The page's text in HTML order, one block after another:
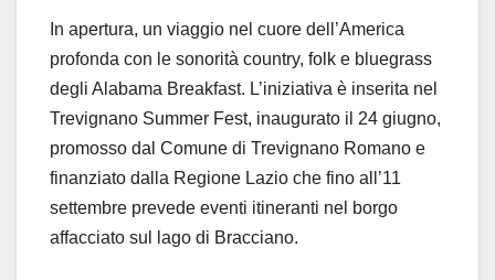
In apertura, un viaggio nel cuore dell’America
profonda con le sonorità country, folk e bluegrass
degli Alabama Breakfast. L’iniziativa è inserita nel
Trevignano Summer Fest, inaugurato il 24 giugno,
promosso dal Comune di Trevignano Romano e
finanziato dalla Regione Lazio che fino all’11
settembre prevede eventi itineranti nel borgo
affacciato sul lago di Bracciano.